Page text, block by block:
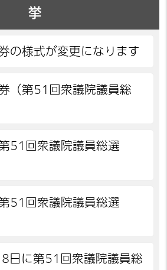
挙
の様式が変更になります
（第51回衆議院議員総
51回衆議院議員総選
51回衆議院議員総選
日に第51回衆議院議員総